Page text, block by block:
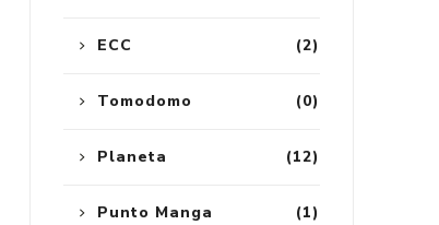
(2)
ECC
(0)
Tomodomo
(12)
Planeta
(1)
Punto Manga